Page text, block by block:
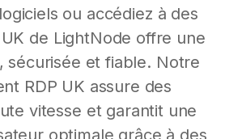
ou accédiez à des
de LightNode offre une
sécurisée et fiable. Notre
RDP UK assure des
vitesse et garantit une
optimale grâce à des